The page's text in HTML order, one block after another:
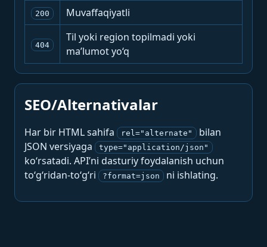
200 Muvaffaqiyatli
404
Til yoki region topilmadi yoki
ma’lumot yo‘q
SEO/Alternativalar
Har bir HTML sahifa rel="alternate"
bilan
JSON versiyaga
type="application/json"
ko‘rsatadi. API’ni dasturiy foydalanish uchun
to‘g‘ridan-to‘g‘ri
?format=json ni ishlating.